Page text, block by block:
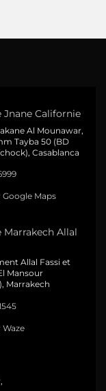
Jnane Californie
Al Mounawar,
Tayba 50 (BD
Casablanca
Google Maps
Marrakech Allal
Allal Fassi et
Mansour
Marrakech
Waze